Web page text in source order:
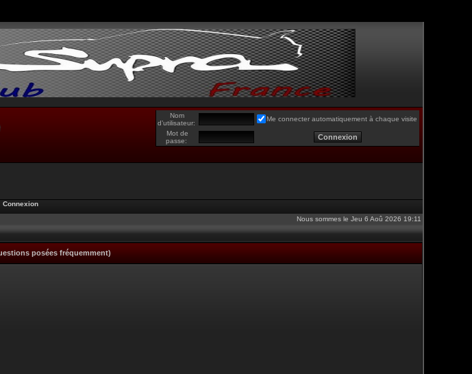
Nom
d’utilisateur:
Me connecter automatiquement à chaque visite
Mot de
passe:
Connexion
Nous sommes le Jeu 6 Aoû 2026 19:11
posées fréquemment)